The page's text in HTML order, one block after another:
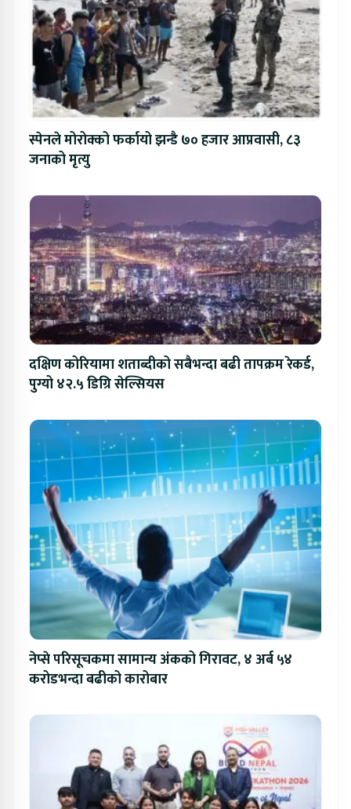
स्पेनले मोरोक्को फर्कायो झन्डै ७० हजार आप्रवासी, ८३
जनाको मृत्यु
दक्षिण कोरियामा शताब्दीको सबैभन्दा बढी तापक्रम रेकर्ड,
पुग्यो ४२.५ डिग्रि सेल्सियस
नेप्से परिसूचकमा सामान्य अंकको गिरावट, ४ अर्ब ५४
करोडभन्दा बढीको कारोबार